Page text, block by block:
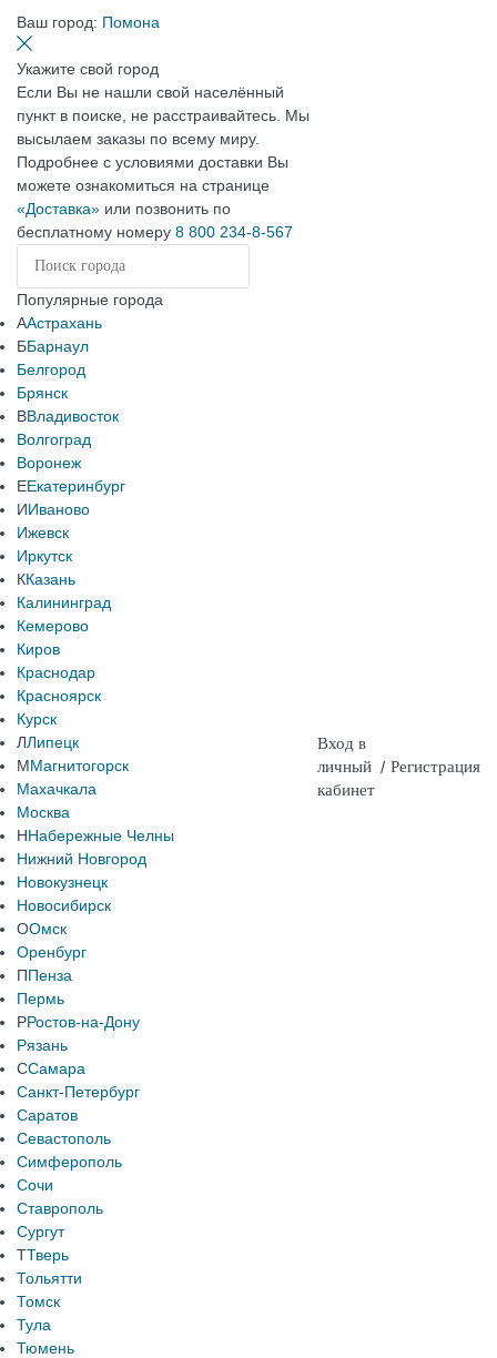
Ваш город: Помона
Укажите свой город
Если Вы не нашли свой населённый
пункт в поиске, не расстраивайтесь. Мы
высылаем заказы по всему миру.
Подробнее с условиями доставки Вы
можете ознакомиться на странице
«Доставка» или позвонить по
бесплатному номеру 8 800 234-8-567
Популярные города
ААстрахань
ББарнаул
Белгород
Брянск
ВВладивосток
Волгоград
Воронеж
ЕЕкатеринбург
ИИваново
Ижевск
Иркутск
ККазань
Калининград
Кемерово
Киров
Краснодар
Красноярск
Курск
ЛЛипецк
ММагнитогорск
Махачкала
Москва
ННабережные Челны
Нижний Новгород
Новокузнецк
Новосибирск
ООмск
Оренбург
ППенза
Пермь
РРостов-на-Дону
Рязань
ССамара
Санкт-Петербург
Саратов
Севастополь
Симферополь
Сочи
Ставрополь
Сургут
ТТверь
Тольятти
Томск
Тула
Тюмень
Вход в
личный
кабинет
/ Регистрация